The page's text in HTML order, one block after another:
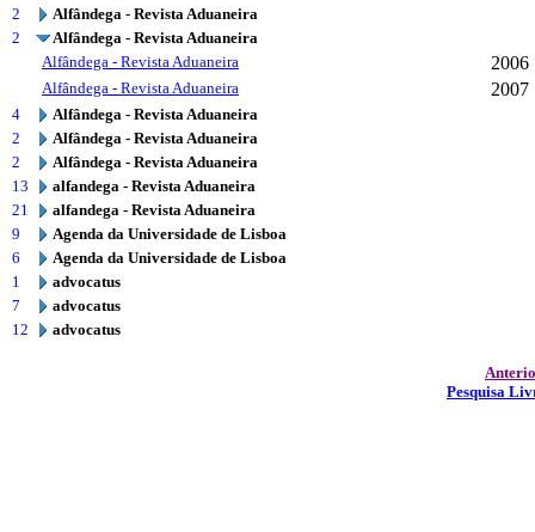
2
Alfândega - Revista Aduaneira
2
Alfândega - Revista Aduaneira
Alfândega - Revista Aduaneira
2006
Alfândega - Revista Aduaneira 2007
4
Alfândega - Revista Aduaneira
2
Alfândega - Revista Aduaneira
2
Alfândega - Revista Aduaneira
13
alfandega - Revista Aduaneira
21
alfandega - Revista Aduaneira
9
Agenda da Universidade de Lisboa
6
Agenda da Universidade de Lisboa
1
advocatus
7
advocatus
12
advocatus
Pesquisa